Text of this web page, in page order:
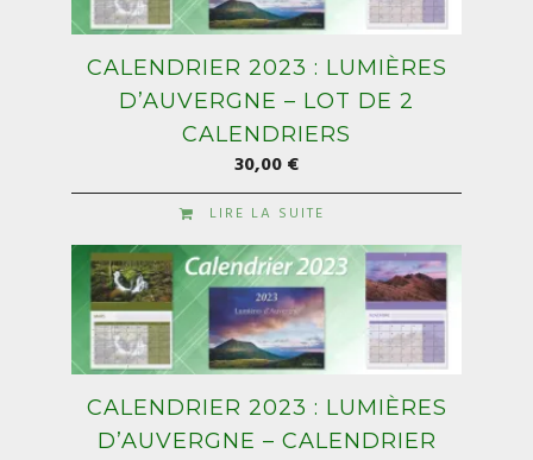
CALENDRIER 2023 : LUMIÈRES
D’AUVERGNE – LOT DE 2
CALENDRIERS
30,00€
LIRE LA SUITE
CALENDRIER 2023 : LUMIÈRES
D’AUVERGNE – CALENDRIER